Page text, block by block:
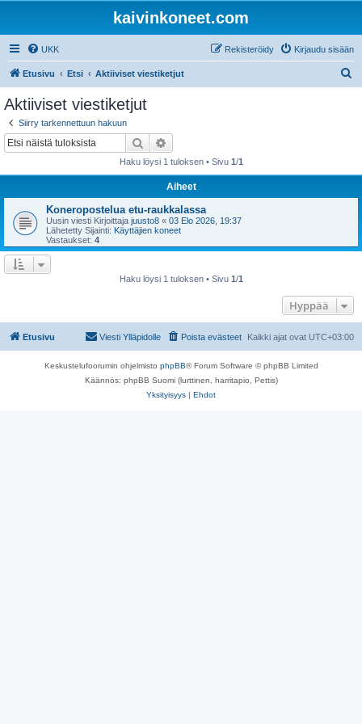
kaivinkoneet.com
UKK Kirjaudu sisään
Rekisteröidy
Etusivu Etsi Aktiiviset viestiketjut
Aktiiviset viestiketjut
Siirry tarkennettuun hakuun
Etsi
Haku löysi 1 tuloksen • Sivu 1/1
Aiheet
Koneropostelua etu-raukkalassa
Uusin viesti Kirjoittaja juusto8 « 03 Elo 2026, 19:37
Lähetetty Sijainti: Käyttäjien koneet
Vastaukset: 4
Haku löysi 1 tuloksen • Sivu 1/1
Hyppää
Etusivu Kaikki ajat ovat UTC+03:00
Poista evästeet
Viesti Ylläpidolle
Keskustelufoorumin ohjelmisto phpBB® Forum Software © phpBB Limited
Käännös: phpBB Suomi (lurttinen, harritapio, Pettis)
Yksityisyys | Ehdot